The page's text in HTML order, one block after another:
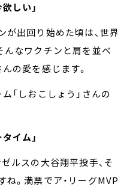
しい」
出回り始めた頃は、世界
んなワクチンと肩を並べ
の愛を感じます。
「しおこしょう」さんの
イム」
ルスの大谷翔平投手、そ
。満票でア・リーグMVP